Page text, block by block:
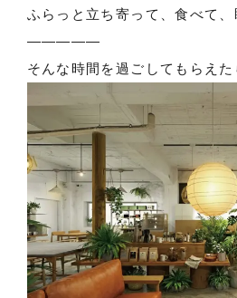
ふらっと立ち寄って、食べて
―――――
そんな時間を過ごしてもらえた